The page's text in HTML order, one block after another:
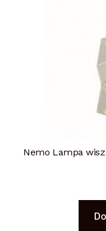
Nemo Lampa